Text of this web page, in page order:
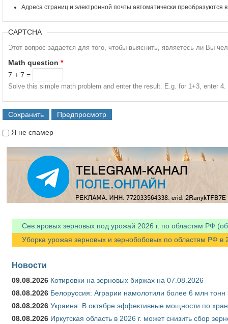
Адреса страниц и электронной почты автоматически преобразуются
CAPTCHA
Этот вопрос задается для того, чтобы выяснить, являетесь ли Вы
Math question *
7 + 7 =
Solve this simple math problem and enter the result. E.g. for 1+3, enter 4.
Я не спамер
Сев яровых зерновых под урожай 2026 г. по областям РФ
Уборка урожая зерновых и зернобобовых по областям РФ в
Новости
09.08.2026 Котировки на зерновых биржах на 07.08.2026
08.08.2026 Белоруссия: Аграрии намолотили более 6 млн тонн
08.08.2026 Украина: В октябре эффективные мощности по
08.08.2026 Иркутская область в 2026 г. может снизить сбор